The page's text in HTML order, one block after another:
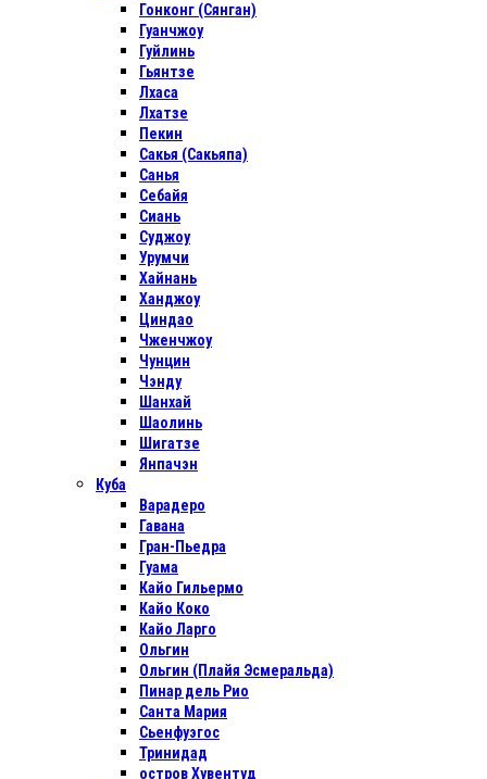
Гонконг (Сянган)
Гуанчжоу
Гуйлинь
Гьянтзе
Лхаса
Лхатзе
Пекин
Сакья (Сакьяпа)
Санья
Себайя
Сиань
Суджоу
Урумчи
Хайнань
Ханджоу
Циндао
Чженчжоу
Чунцин
Чэнду
Шанхай
Шаолинь
Шигатзе
Янпачэн
Куба
Варадеро
Гавана
Гран-Пьедра
Гуама
Кайо Гильермо
Кайо Коко
Кайо Ларго
Ольгин
Ольгин (Плайя Эсмеральда)
Пинар дель Рио
Санта Мария
Сьенфуэгос
Тринидад
остров Хувентуд